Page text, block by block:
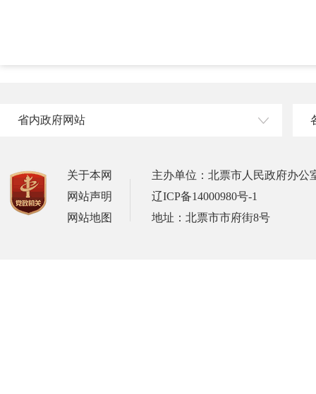
省内政府网站
关于本网
网站声明
网站地图
主办单位：北票市人民政府办公
辽ICP备14000980号-1
地址：北票市市府街8号